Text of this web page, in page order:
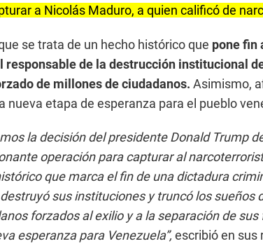
a Nicolás Maduro, a quien calificó de
se trata de un hecho histórico que pone fin
responsable de la destrucción institucional
de millones de ciudadanos. Asimismo,
nueva etapa de esperanza para el pueblo
la decisión del presidente Donald Trump
operación para capturar al
que marca el fin de una dictadura
sus instituciones y truncó los sueños
forzados al exilio y a la separación de
esperanza para Venezuela”, escribió en sus